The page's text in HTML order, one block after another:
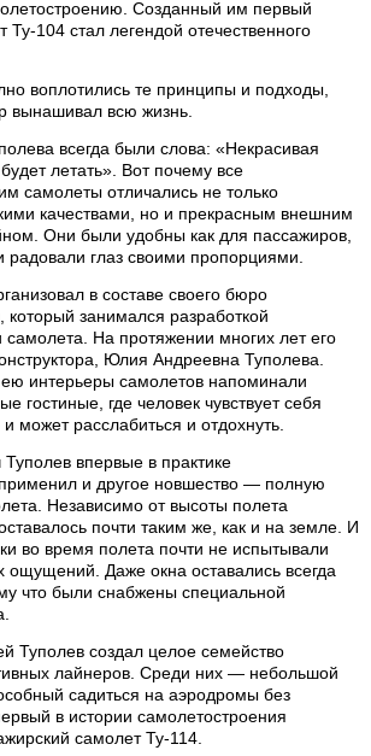
Созданный им первый
Ту-104 стал легендой отечественного
воплотились те принципы и подходы,
вынашивал всю жизнь.
всегда были слова: «Некрасивая
летать». Вот почему все
самолеты отличались не только
качествами, но и прекрасным внешним
Они были удобны как для пассажиров,
радовали глаз своими пропорциями.
в составе своего бюро
занимался разработкой
самолета. На протяжении многих лет его
Юлия Андреевна Туполева.
интерьеры самолетов напоминали
гостиные, где человек чувствует себя
может расслабиться и отдохнуть.
впервые в практике
и другое новшество — полную
Независимо от высоты полета
почти таким же, как и на земле. И
во время полета почти не испытывали
ощущений. Даже окна оставались всегда
что были снабжены специальной
Туполев создал целое семейство
лайнеров. Среди них — небольшой
садиться на аэродромы без
в истории самолетостроения
самолет Ту-114.